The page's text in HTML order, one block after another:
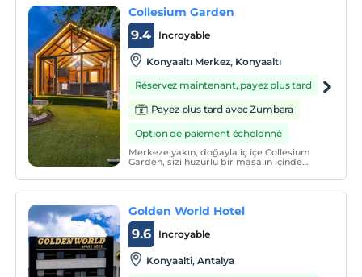
Collesium Garden
Incroyable
9.4
Konyaaltı Merkez, Konyaaltı
Réservez maintenant, payez plus tard
Payez plus tard avec Zumbara
Option de paiement échelonné
Merkeze yakın, doğayla iç içe Collesium
Garden, sizi huzurlu bir masalın içinde
Golden World Hotel
Incroyable
9.6
Konyaalti, Antalya